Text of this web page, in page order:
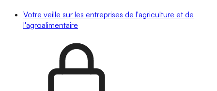
Votre veille sur les entreprises de l'agriculture et de
l'agroalimentaire